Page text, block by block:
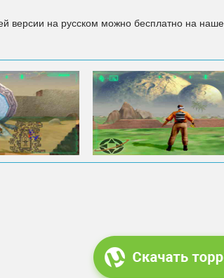
версии на русском можно бесплатно на